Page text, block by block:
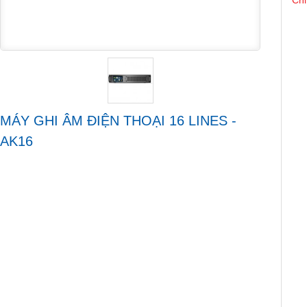
MÁY GHI ÂM ĐIỆN THOẠI 16 LINES -
AK16